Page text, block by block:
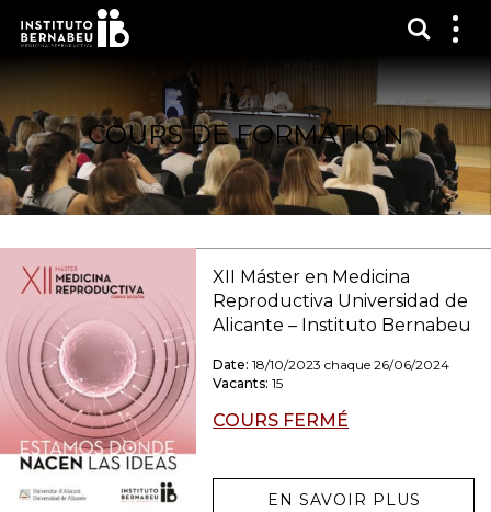
le
COURS DE FORMATION
XII Máster en Medicina
Reproductiva Universidad de
Alicante – Instituto Bernabeu
Date: 18/10/2023 chaque 26/06/2024
Vacants: 15
COURS FERMÉ
EN SAVOIR PLUS